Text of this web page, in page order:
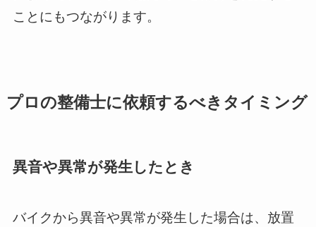
ことにもつながります。
プロの整備士に依頼するべきタイミング
異音や異常が発生したとき
バイクから異音や異常が発生した場合は、放置